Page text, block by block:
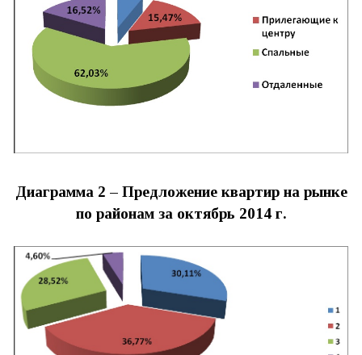
Диаграмма 2 – Предложение квартир на рынке
по районам за октябрь 2014 г.